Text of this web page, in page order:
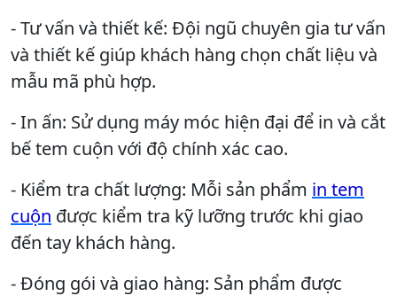
- Tư vấn và thiết kế: Đội ngũ chuyên gia tư vấn
và thiết kế giúp khách hàng chọn chất liệu và
mẫu mã phù hợp.
- In ấn: Sử dụng máy móc hiện đại để in và cắt
bế tem cuộn với độ chính xác cao.
- Kiểm tra chất lượng: Mỗi sản phẩm in tem
cuộn được kiểm tra kỹ lưỡng trước khi giao
đến tay khách hàng.
- Đóng gói và giao hàng: Sản phẩm được